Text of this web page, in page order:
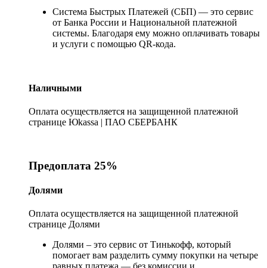
Система Быстрых Платежей (СБП) — это сервис
от Банка России и Национальной платежной
системы. Благодаря ему можно оплачивать товары
и услуги с помощью QR-кода.
Наличными
Оплата осуществляется на защищенной платежной
странице Юkassa | ПАО СБЕРБАНК
Предоплата 25%
Долями
Оплата осуществляется на защищенной платежной
странице Долями
Долями – это сервис от Тинькофф, который
помогает вам разделить сумму покупки на четыре
равных платежа — без комиссии и